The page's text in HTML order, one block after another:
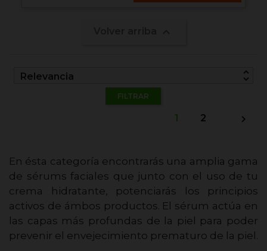
Relevancia unfold_more
FILTRAR
1 2 
En ésta categoría encontrarás una amplia gama
de sérums faciales que junto con el uso de tu
crema hidratante, potenciarás los principios
activos de ámbos productos. El sérum actúa en
las capas más profundas de la piel para poder
prevenir el envejecimiento prematuro de la piel.